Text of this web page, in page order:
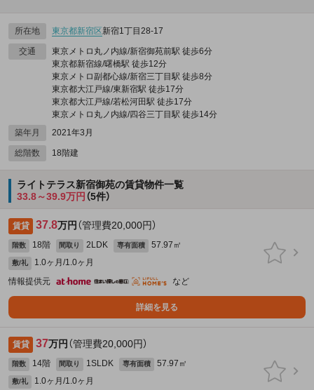
所在地 東京都新宿区新宿1丁目28-17
交通
東京メトロ丸ノ内線/新宿御苑前駅 徒歩6分
東京都新宿線/曙橋駅 徒歩12分
東京メトロ副都心線/新宿三丁目駅 徒歩8分
東京都大江戸線/東新宿駅 徒歩17分
東京都大江戸線/若松河田駅 徒歩17分
東京メトロ丸ノ内線/四谷三丁目駅 徒歩14分
築年月
2021年3月
総階数 18階建
ライトテラス新宿御苑の賃貸物件一覧
33.8～39.9万円 （5件）
賃貸 37.8万円 （管理費20,000円）
階数 18階 間取り 2LDK 専有面積 57.97㎡
敷/礼
1.0ヶ月/1.0ヶ月
情報提供元
など
詳細を見る
賃貸 37万円 （管理費20,000円）
階数 14階 間取り 1SLDK 専有面積 57.97㎡
敷/礼
1.0ヶ月/1.0ヶ月